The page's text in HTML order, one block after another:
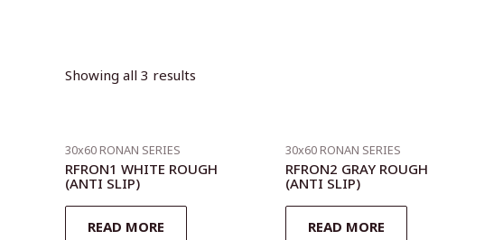
Showing all 3 results
30x60 RONAN SERIES
RFRON1 WHITE ROUGH
(ANTI SLIP)
READ MORE
30x60 RONAN SERIES
RFRON2 GRAY ROUGH
(ANTI SLIP)
READ MORE